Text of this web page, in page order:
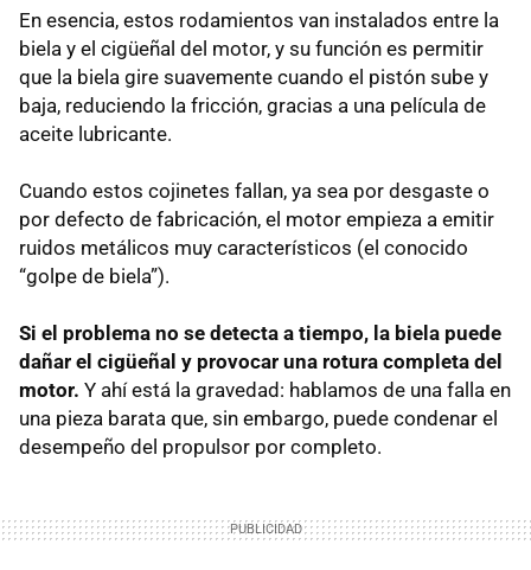
En esencia, estos rodamientos van instalados entre la
biela y el cigüeñal del motor, y su función es permitir
que la biela gire suavemente cuando el pistón sube y
baja, reduciendo la fricción, gracias a una película de
aceite lubricante.
Cuando estos cojinetes fallan, ya sea por desgaste o
por defecto de fabricación, el motor empieza a emitir
ruidos metálicos muy característicos (el conocido
“golpe de biela”).
Si el problema no se detecta a tiempo, la biela puede
dañar el cigüeñal y provocar una rotura completa del
motor. Y ahí está la gravedad: hablamos de una falla en
una pieza barata que, sin embargo, puede condenar el
desempeño del propulsor por completo.